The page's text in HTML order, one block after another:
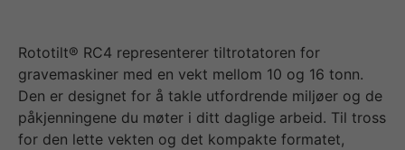
Rototilt® RC4 representerer tiltrotatoren for
gravemaskiner med en vekt mellom 10 og 16 tonn.
Den er designet for å takle utfordrende miljøer og de
påkjenningene du møter i ditt daglige arbeid. Til tross
for den lette vekten og det kompakte formatet,